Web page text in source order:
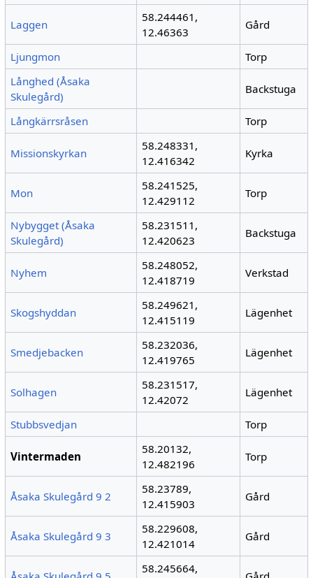
Laggen
58.244461,
12.46363
Gård
Ljungmon
Torp
Långhed (Åsaka
Skulegård)
Backstuga
Långkärrsråsen Torp
Missionskyrkan
58.248331,
12.416342
Kyrka
Mon
58.241525,
12.429112
Torp
Nybygget (Åsaka
Skulegård)
58.231511,
12.420623
Backstuga
Nyhem
58.248052,
12.418719
Verkstad
Skogshyddan
58.249621,
12.415119
Lägenhet
Smedjebacken
58.232036,
12.419765
Lägenhet
Solhagen
58.231517,
12.42072
Lägenhet
Stubbsvedjan Torp
Vintermaden
58.20132,
12.482196
Torp
Åsaka Skulegård 9 2
58.23789,
12.415903
Gård
Åsaka Skulegård 9 3
58.229608,
12.421014
Gård
58.245664,